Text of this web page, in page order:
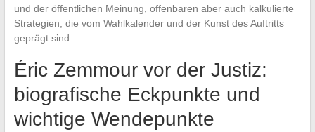
und der öffentlichen Meinung, offenbaren aber auch kalkulierte
Strategien, die vom Wahlkalender und der Kunst des Auftritts
geprägt sind.
Éric Zemmour vor der Justiz:
biografische Eckpunkte und
wichtige Wendepunkte